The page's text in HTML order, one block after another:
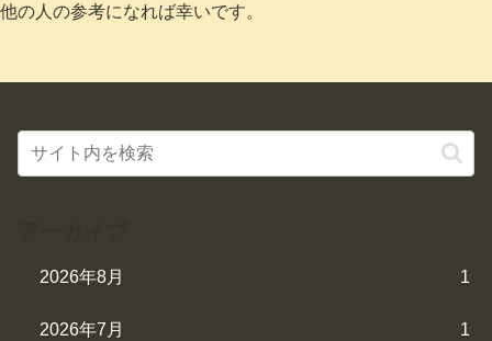
他の人の参考になれば幸いです。
2026年8月 1
2026年7月 1